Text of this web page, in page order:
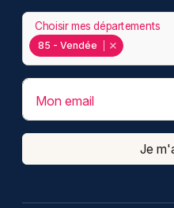
85 - Vendée
Choisir mes départements
Mon email
Je